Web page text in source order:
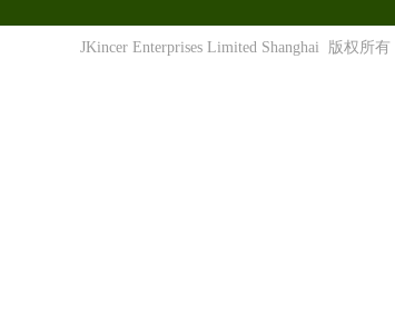
JKincer Enterprises Limited Shanghai 版权所有